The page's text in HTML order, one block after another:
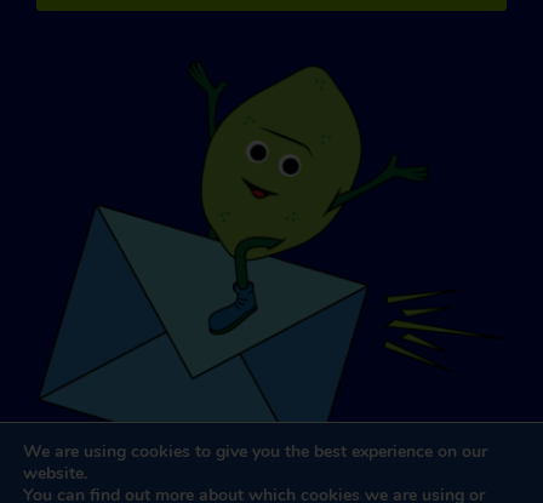
We are using cookies to give you the best experience on our
website.
You can find out more about which cookies we are using or